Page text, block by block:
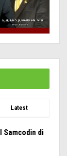
Latest
Samcodin di